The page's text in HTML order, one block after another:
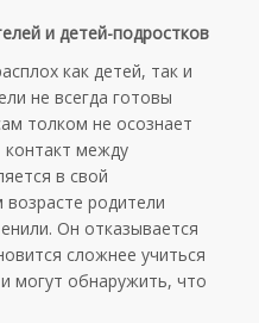
и детей-подростков
как детей, так и
не всегда готовы
толком не осознает
между
в свой
родители
Он отказывается
сложнее учиться
могут обнаружить, что